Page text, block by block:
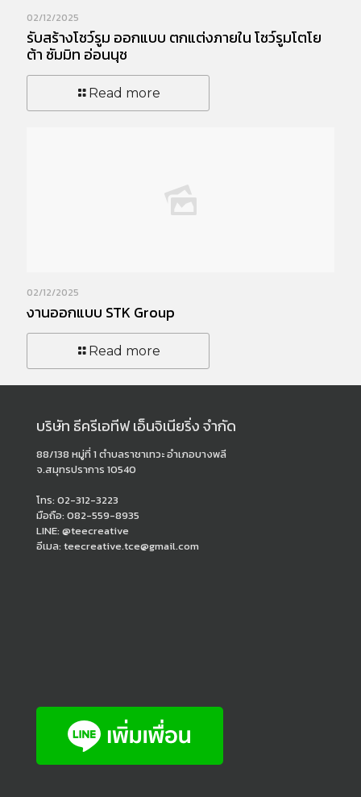
02/12/2025
รับสร้างโชว์รูม ออกแบบ ตกแต่งภายใน โชว์รูมโตโย
ต้า ซัมมิท อ่อนนุช
Read more
02/12/2025
งานออกแบบ STK Group
Read more
บริษัท ธีครีเอทีฟ เอ็นจิเนียริ่ง จำกัด
88/138 หมู่ที่ 1 ตำบลราชาเทวะ อำเภอบางพลี
จ.สมุทรปราการ 10540
โทร: 02-312-3223
มือถือ: 082-559-8935
LINE: @teecreative
อีเมล: teecreative.tce@gmail.com